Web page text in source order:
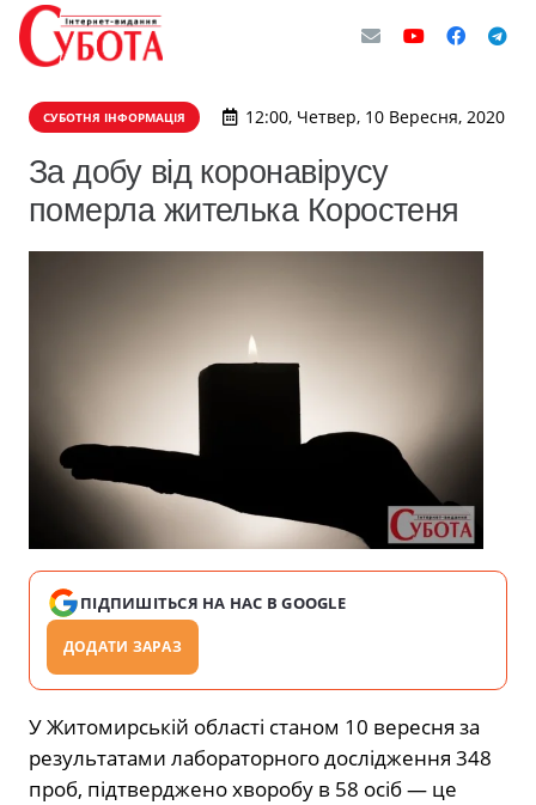
СУБОТНЯ ІНФОРМАЦІЯ 12:00, Четвер, 10 Вересня, 2020
За добу від коронавірусу
померла жителька Коростеня
ПІДПИШІТЬСЯ НА НАС В GOOGLE
ДОДАТИ ЗАРАЗ
У Житомирській області станом 10 вересня за
результатами лабораторного дослідження 348
проб, підтверджено хворобу в 58 осіб — це